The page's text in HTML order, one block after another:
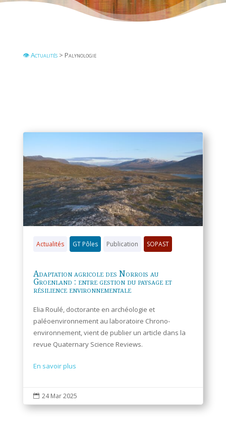
👁 Actualités> Palynologie
Actualités GT Pôles Publication SOPAST
Adaptation agricole des Norrois au
Groenland : entre gestion du paysage et
résilience environnementale
Elia Roulé, doctorante en archéologie et
paléoenvironnement au laboratoire Chrono-
environnement, vient de publier un article dans la
revue Quaternary Science Reviews.
En savoir plus
 24 Mar 2025